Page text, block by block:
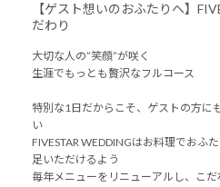
【ゲスト想いのおふたりへ】
だわり
大切な人の”笑顔”が咲く
生涯でもっとも贅沢なフルコース
特別な1日だからこそ、ゲストの方に
い
FIVESTAR WEDDINGはお料理でおふ
足いただけるよう
毎年メニューをリニューアルし、こだ